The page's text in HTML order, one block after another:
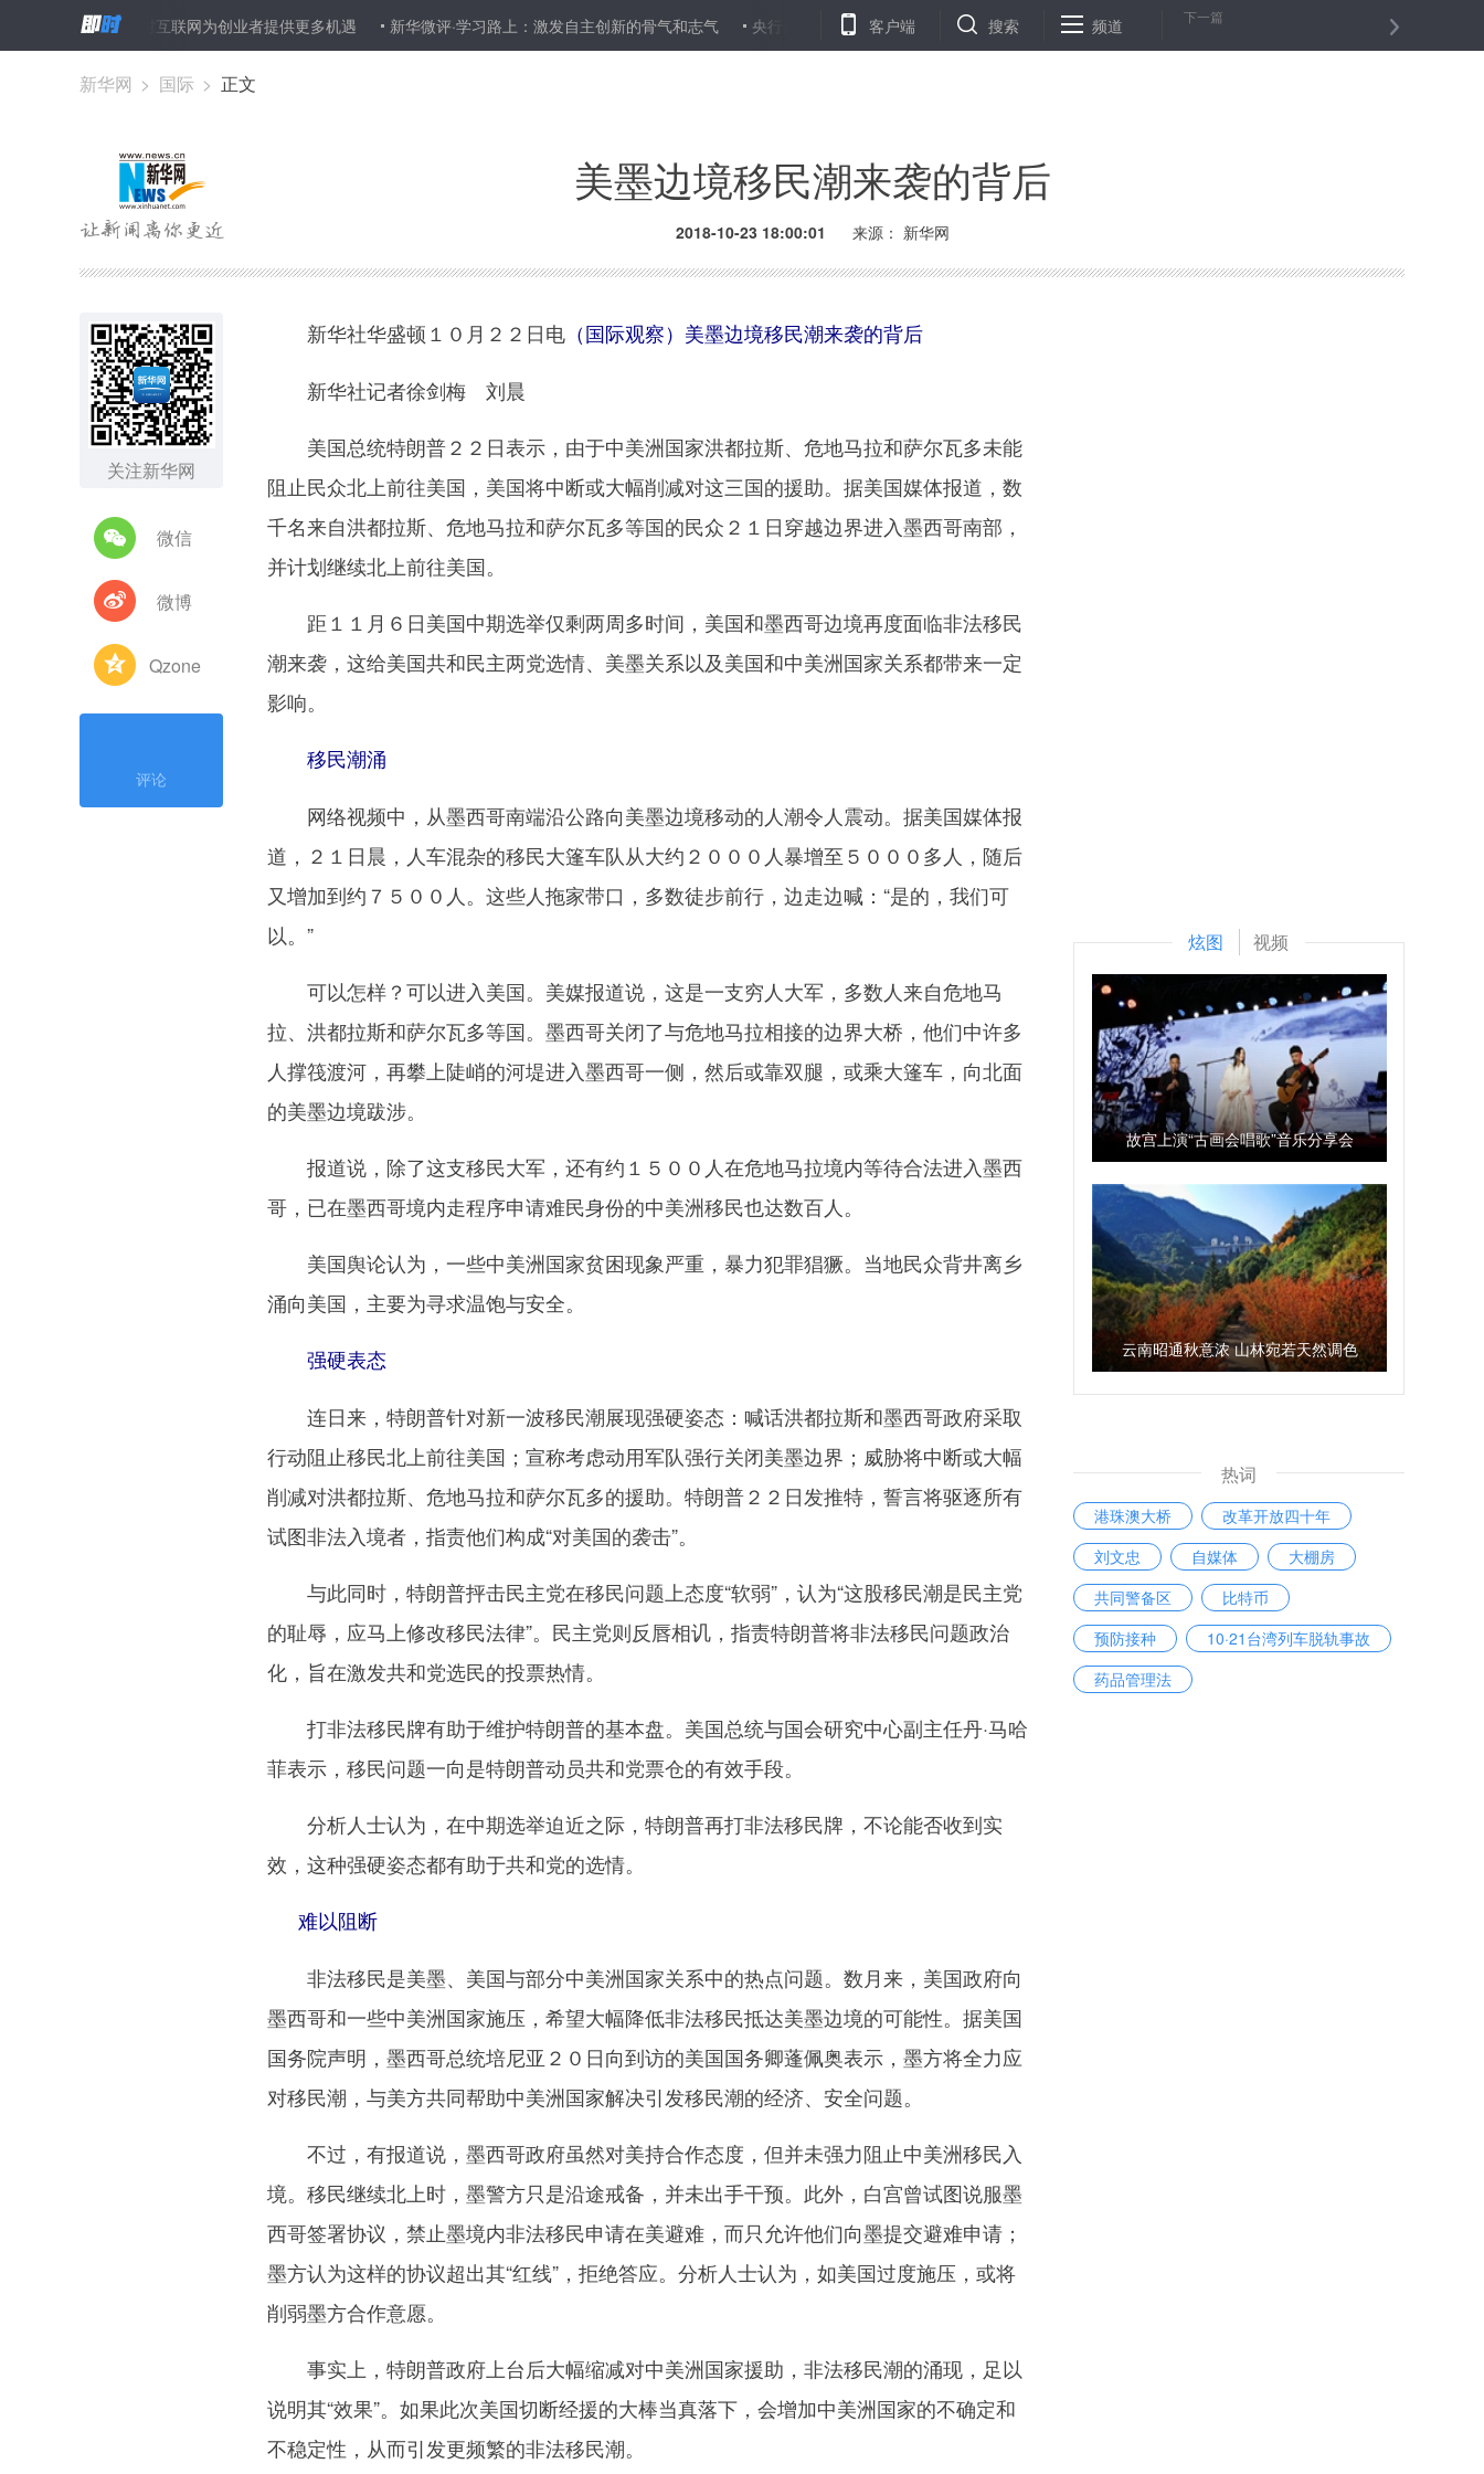
劲波：农村互联网为创业者提供更多机遇 新华微评·学习路上：激发自主创新的骨气和志气 央行开展1200亿元逆回购操作 河南汤阴：这里的“农民夜校”是如何“火”起来的？ 外交部：日本首相访华有
客户端 搜索 频道 下一篇
新华网 > 国际 > 正文
美墨边境移民潮来袭的背后
2018-10-23 18:00:01 来源： 新华网
关注新华网
微信
微博
Qzone
评论
新华社华盛顿１０月２２日电 （国际观察）美墨边境移民潮来袭的背后
新华社记者徐剑梅 刘晨
美国总统特朗普２２日表示，由于中美洲国家洪都拉斯、危地马拉和萨尔瓦多未能
阻止民众北上前往美国，美国将中断或大幅削减对这三国的援助。据美国媒体报道，数
千名来自洪都拉斯、危地马拉和萨尔瓦多等国的民众２１日穿越边界进入墨西哥南部，
并计划继续北上前往美国。
距１１月６日美国中期选举仅剩两周多时间，美国和墨西哥边境再度面临非法移民
潮来袭，这给美国共和民主两党选情、美墨关系以及美国和中美洲国家关系都带来一定
影响。
移民潮涌
网络视频中，从墨西哥南端沿公路向美墨边境移动的人潮令人震动。据美国媒体报
道，２１日晨，人车混杂的移民大篷车队从大约２０００人暴增至５０００多人，随后
又增加到约７５００人。这些人拖家带口，多数徒步前行，边走边喊：“是的，我们可
以。”
可以怎样？可以进入美国。美媒报道说，这是一支穷人大军，多数人来自危地马
拉、洪都拉斯和萨尔瓦多等国。墨西哥关闭了与危地马拉相接的边界大桥，他们中许多
人撑筏渡河，再攀上陡峭的河堤进入墨西哥一侧，然后或靠双腿，或乘大篷车，向北面
的美墨边境跋涉。
报道说，除了这支移民大军，还有约１５００人在危地马拉境内等待合法进入墨西
哥，已在墨西哥境内走程序申请难民身份的中美洲移民也达数百人。
美国舆论认为，一些中美洲国家贫困现象严重，暴力犯罪猖獗。当地民众背井离乡
涌向美国，主要为寻求温饱与安全。
强硬表态
连日来，特朗普针对新一波移民潮展现强硬姿态：喊话洪都拉斯和墨西哥政府采取
行动阻止移民北上前往美国；宣称考虑动用军队强行关闭美墨边界；威胁将中断或大幅
削减对洪都拉斯、危地马拉和萨尔瓦多的援助。特朗普２２日发推特，誓言将驱逐所有
试图非法入境者，指责他们构成“对美国的袭击”。
与此同时，特朗普抨击民主党在移民问题上态度“软弱”，认为“这股移民潮是民主党
的耻辱，应马上修改移民法律”。民主党则反唇相讥，指责特朗普将非法移民问题政治
化，旨在激发共和党选民的投票热情。
打非法移民牌有助于维护特朗普的基本盘。美国总统与国会研究中心副主任丹·马哈
菲表示，移民问题一向是特朗普动员共和党票仓的有效手段。
分析人士认为，在中期选举迫近之际，特朗普再打非法移民牌，不论能否收到实
效，这种强硬姿态都有助于共和党的选情。
难以阻断
非法移民是美墨、美国与部分中美洲国家关系中的热点问题。数月来，美国政府向
墨西哥和一些中美洲国家施压，希望大幅降低非法移民抵达美墨边境的可能性。据美国
国务院声明，墨西哥总统培尼亚２０日向到访的美国国务卿蓬佩奥表示，墨方将全力应
对移民潮，与美方共同帮助中美洲国家解决引发移民潮的经济、安全问题。
不过，有报道说，墨西哥政府虽然对美持合作态度，但并未强力阻止中美洲移民入
境。移民继续北上时，墨警方只是沿途戒备，并未出手干预。此外，白宫曾试图说服墨
西哥签署协议，禁止墨境内非法移民申请在美避难，而只允许他们向墨提交避难申请；
墨方认为这样的协议超出其“红线”，拒绝答应。分析人士认为，如美国过度施压，或将
削弱墨方合作意愿。
事实上，特朗普政府上台后大幅缩减对中美洲国家援助，非法移民潮的涌现，足以
说明其“效果”。如果此次美国切断经援的大棒当真落下，会增加中美洲国家的不确定和
不稳定性，从而引发更频繁的非法移民潮。
炫图 视频
故宫上演“古画会唱歌”音乐分享会
云南昭通秋意浓 山林宛若天然调色
热词
港珠澳大桥
改革开放四十年
刘文忠
自媒体
大棚房
共同警备区
比特币
预防接种
10·21台湾列车脱轨事故
药品管理法